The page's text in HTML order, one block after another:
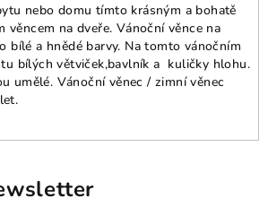
nebo domu tímto krásným a bohatě
věncem na dveře. Vánoční věnce na
bílé a hnědé barvy. Na tomto vánočním
bílých větviček,bavlník a kuličky hlohu.
umělé. Vánoční věnec / zimní věnec